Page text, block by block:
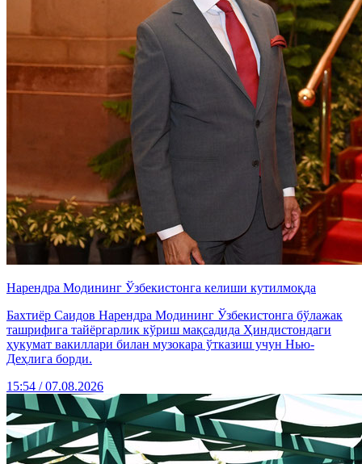
Нарендра Модининг Ўзбекистонга келиши кутилмоқда
Бахтиёр Саидов Нарендра Модининг Ўзбекистонга бўлажак
ташрифига тайёргарлик кўриш мақсадида Ҳиндистондаги
ҳукумат вакиллари билан музокара ўтказиш учун Нью-
Деҳлига борди.
15:54 / 07.08.2026